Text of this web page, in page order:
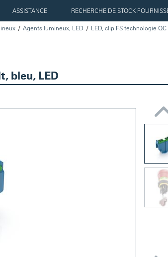
ASSISTANCE RECHERCHE DE STOCK
Agents lumineux, LED LED, clip FS technologie QC
bleu, LED